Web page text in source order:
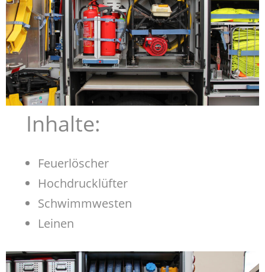
Inhalte:
Feuerlöscher
Hochdrucklüfter
Schwimmwesten
Leinen